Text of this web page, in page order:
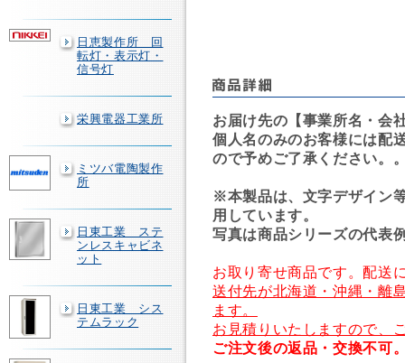
日恵製作所 回
転灯・表示灯・
信号灯
栄興電器工業所
ミツバ電陶製作
所
日東工業 ステ
ンレスキャビネ
ット
日東工業 シス
テムラック
お届け先の【事業所名・会
個人名のみのお客様には配
ので予めご了承ください。
※本製品は、文字デザイン
用しています。
写真は商品シリーズの代表
お取り寄せ商品です。配送
送付先が北海道・沖縄・離
ます。
お見積りいたしますので、
ご注文後の返品・交換不可